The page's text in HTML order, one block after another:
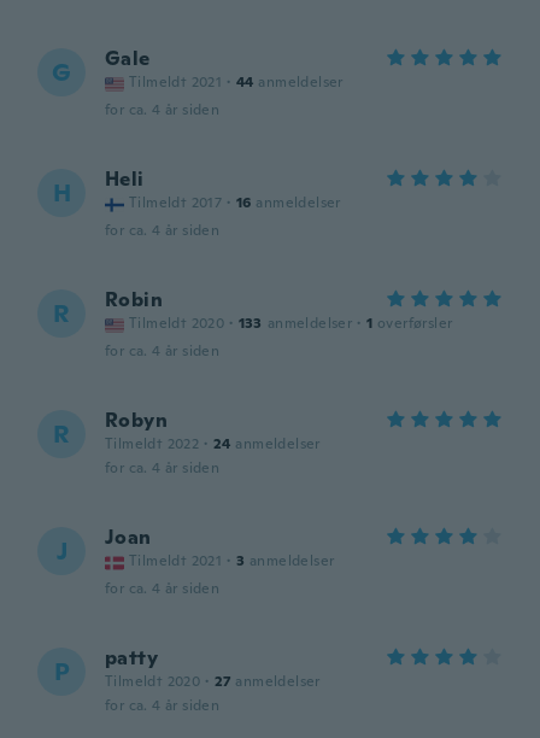
G Gale
Tilmeldt 2021 · 44 anmeldelser
for ca. 4 år siden
H Heli
Tilmeldt 2017 · 16 anmeldelser
for ca. 4 år siden
R Robin
Tilmeldt 2020 · 133 anmeldelser · 1 overførsler
for ca. 4 år siden
R Robyn
Tilmeldt 2022 · 24 anmeldelser
for ca. 4 år siden
J Joan
Tilmeldt 2021 · 3 anmeldelser
for ca. 4 år siden
P patty
Tilmeldt 2020 · 27 anmeldelser
for ca. 4 år siden